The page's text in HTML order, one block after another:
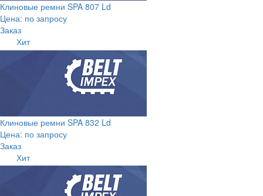
Клиновые ремни SPA 807 Ld
Цена: по запросу
Заказ
Хит
Клиновые ремни SPA 832 Ld
Цена: по запросу
Заказ
Хит